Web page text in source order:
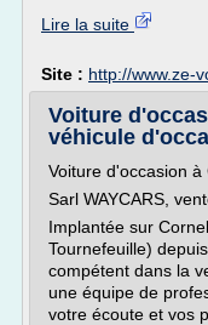
Lire la suite
Site : http://www.ze-
Voiture
véhicule
Voiture d'occasion à
Sarl WAYCARS,
Implantée sur
Tournefeuille)
compétent dans la
une équipe de
votre écoute et vos